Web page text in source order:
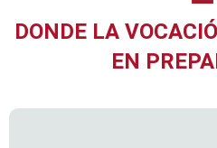
DONDE LA
EN